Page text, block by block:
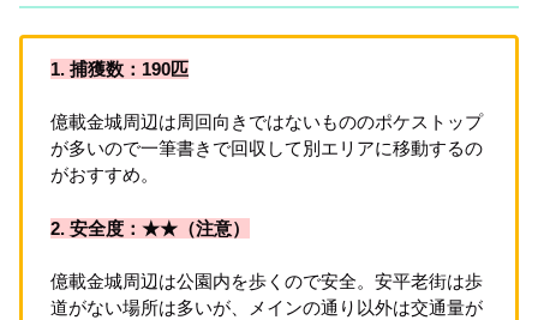
1. 捕獲数：190匹
億載金城周辺は周回向きではないもののポケストップ
が多いので一筆書きで回収して別エリアに移動するの
がおすすめ。
2. 安全度：★★（注意）
億載金城周辺は公園内を歩くので安全。安平老街は歩
道がない場所は多いが、メインの通り以外は交通量が